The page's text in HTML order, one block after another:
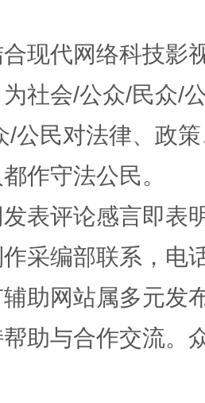
现代网络科技影
社会/公众/民众/
/公民对法律、政
作守法公民。
表评论感言即表
采编部联系，电
助网站属多元发
助与合作交流。